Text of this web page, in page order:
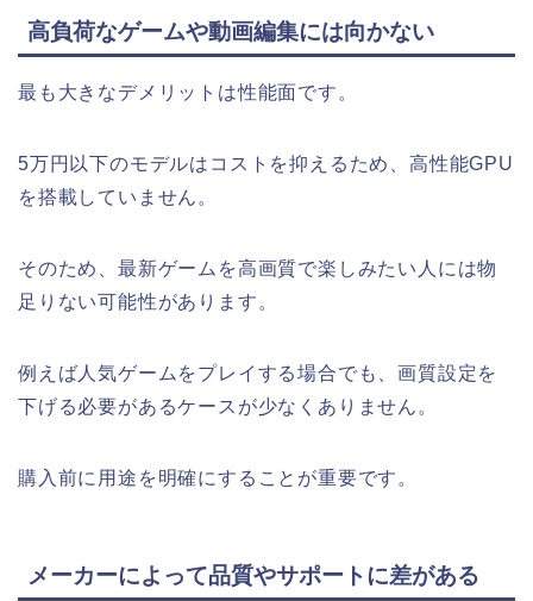
高負荷なゲームや動画編集には向かない
最も大きなデメリットは性能面です。
5万円以下のモデルはコストを抑えるため、高性能GPU
を搭載していません。
そのため、最新ゲームを高画質で楽しみたい人には物
足りない可能性があります。
例えば人気ゲームをプレイする場合でも、画質設定を
下げる必要があるケースが少なくありません。
購入前に用途を明確にすることが重要です。
メーカーによって品質やサポートに差がある